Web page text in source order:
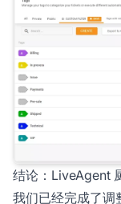
结论：LiveAgent
我们已经完成了调